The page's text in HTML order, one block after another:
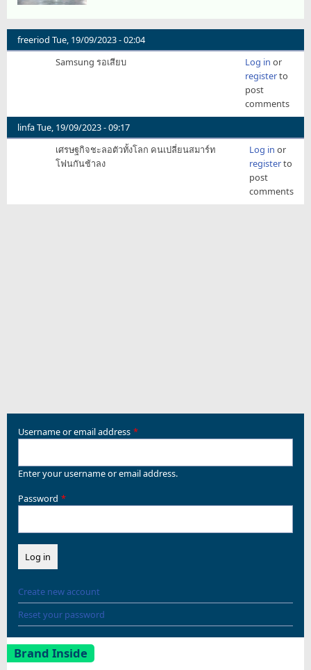
freeriod Tue, 19/09/2023 - 02:04
Samsung รอเสียบ
Log in or
registerto
post
comments
linfaTue, 19/09/2023 - 09:17
เศรษฐกิจชะลอตัวทั้งโลก คนเปลี่ยนสมาร์ท
โฟนกันช้าลง
Log in or
registerto
post
comments
Username or email address
Enter your username or email address.
Password
Create new account
Reset your password
Brand Inside